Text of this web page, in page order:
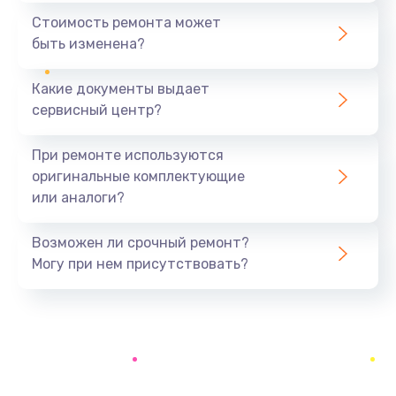
590 руб.
Замена задней крышки устройства
Замена микросхемы (звук, контроллер,
Заказать
Стоимость ремонта может
быть изменена?
Какие документы выдает
сервисный центр?
При ремонте используются
оригинальные комплектующие
или аналоги?
Возможен ли срочный ремонт?
Могу при нем присутствовать?